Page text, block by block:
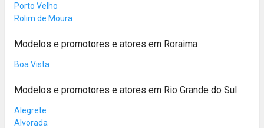
Porto Velho
Rolim de Moura
Modelos e promotores e atores em Roraima
Boa Vista
Modelos e promotores e atores em Rio Grande do Sul
Alegrete
Alvorada